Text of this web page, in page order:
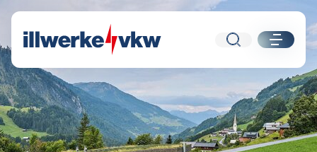
Direkt zum Inhalt
Direkt zur Navigation
Suche